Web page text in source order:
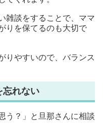
雑談をすることで、ママ
りを保てるのも大切で
りやすいので、バランス
忘れない
う？」と旦那さんに相談